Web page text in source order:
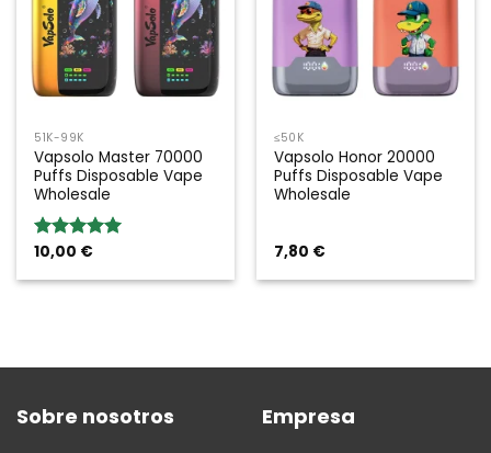
51K-99K
Vapsolo Master 70000
Puffs Disposable Vape
Wholesale
Valoración:
5
10,00 €
≤50K
Vapsolo Honor 20000
Puffs Disposable Vape
Wholesale
7,80 €
Sobre nosotros Empresa